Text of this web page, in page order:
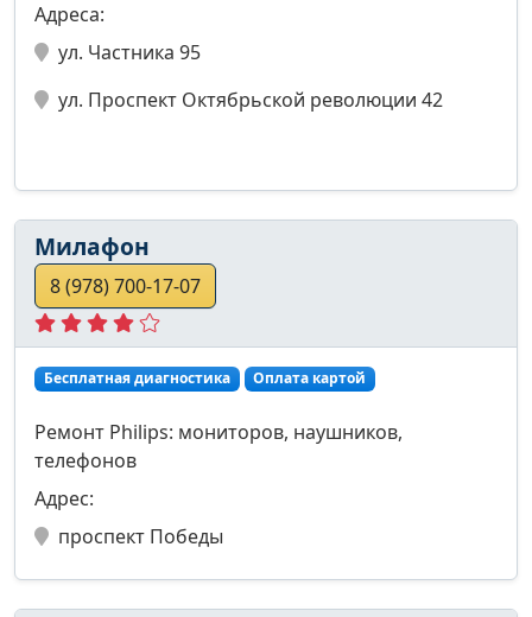
Адреса:
ул. Частника 95
ул. Проспект Октябрьской революции 42
Милафон
8 (978) 700-17-07
Бесплатная диагностика Оплата картой
Ремонт Philips: мониторов, наушников,
телефонов
Адрес:
проспект Победы